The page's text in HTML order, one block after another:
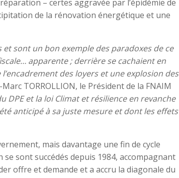
– certes aggravée par l’épidémie de
de la rénovation énergétique et une
sont un bon exemple des paradoxes de ce
apparente ; derrière se cachaient en
des loyers et une explosion des
TORROLLION, le Président de la FNAIM
et la loi Climat et résilience en revanche
anticipé à sa juste mesure et dont les effets
mais davantage une fin de cycle
sont succédés depuis 1984, accompagnant
offre et demande et a accru la diagonale du